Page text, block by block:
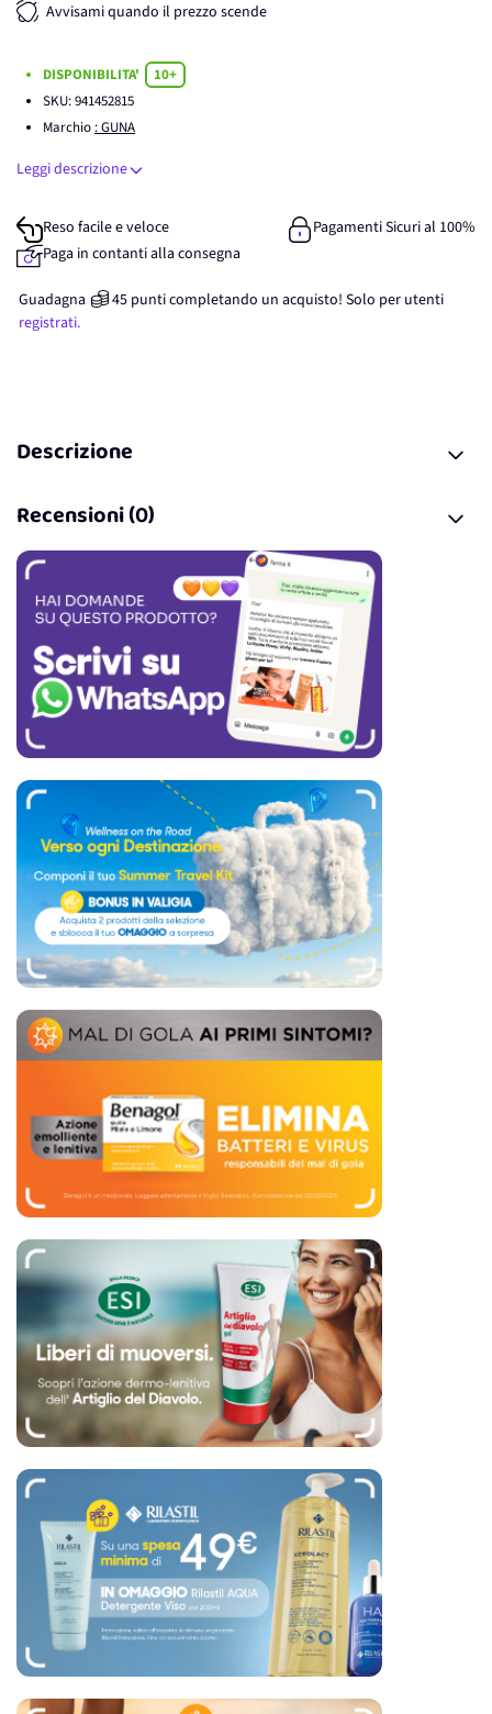
Avvisami quando il prezzo scende
DISPONIBILITA'
10+
SKU:941452815
Marchio : GUNA
Leggi descrizione
Reso facile e veloce
Pagamenti Sicuri al 100%
Paga in contanti alla consegna
Guadagna 45 punticompletando un acquisto! Solo per utenti
registrati.
Descrizione
Recensioni (0)